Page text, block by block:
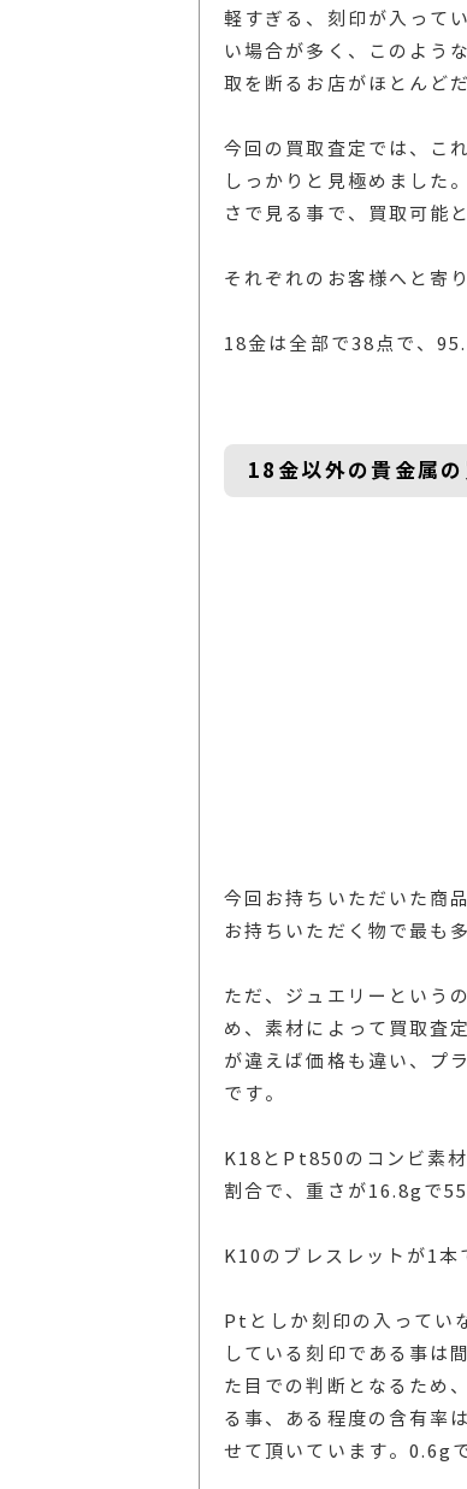
軽すぎる、刻印が入って
い場合が多く、このよう
取を断るお店がほとんど
今回の買取査定では、こ
しっかりと見極めました
さで見る事で、買取可能
それぞれのお客様へと寄
18金は全部で38点で、
18金以外の貴金属の
今回お持ちいただいた商
お持ちいただく物で最も
ただ、ジュエリーという
め、素材によって買取査
が違えば価格も違い、プ
です。
K18とPt850のコンビ素
割合で、重さが16.8gで
K10のブレスレットが1
Ptとしか刻印の入ってい
している刻印である事は
た目での判断となるため
る事、ある程度の含有率
せて頂いています。0.6g